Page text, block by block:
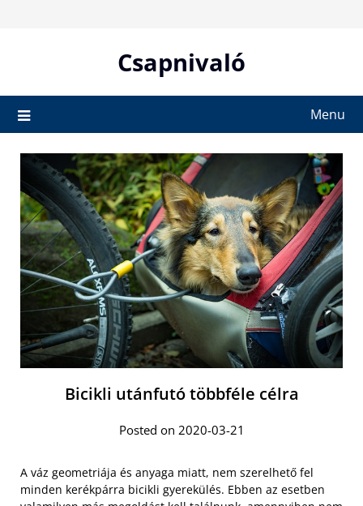
Csapnivaló
Menu
Bicikli utánfutó többféle célra
Posted on 2020-03-21
A váz geometriája és anyaga miatt, nem szerelhető fel
minden kerékpárra bicikli gyerekülés. Ebben az esetben